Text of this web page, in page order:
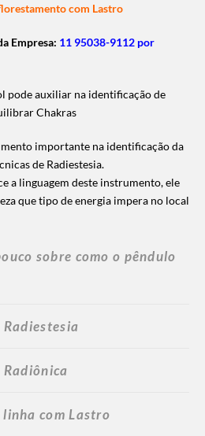
com Lastro
Empresa: 11 95038-9112 por
pode auxiliar na identificação de
Chakras
importante na identificação da
de Radiestesia.
a linguagem deste instrumento, ele
que tipo de energia impera no local
sobre como o pêndulo
com Lastro